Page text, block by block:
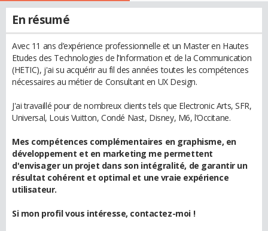
En résumé
Avec 11 ans d’expérience professionnelle et un Master en Hautes
Etudes des Technologies de l’Information et de la Communication
(HETIC), j'ai su acquérir au fil des années toutes les compétences
nécessaires au métier de Consultant en UX Design.
J'ai travaillé pour de nombreux clients tels que Electronic Arts, SFR,
Universal, Louis Vuitton, Condé Nast, Disney, M6, l’Occitane.
Mes compétences complémentaires en graphisme, en
développement et en marketing me permettent
d'envisager un projet dans son intégralité, de garantir un
résultat cohérent et optimal et une vraie expérience
utilisateur.
Si mon profil vous intéresse, contactez-moi !